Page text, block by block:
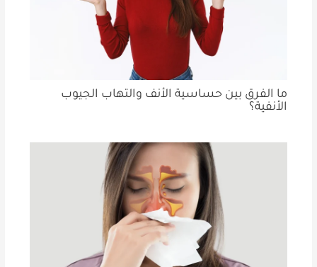
ما الفرق بين حساسية الأنف والتهاب الجيوب
الأنفية؟